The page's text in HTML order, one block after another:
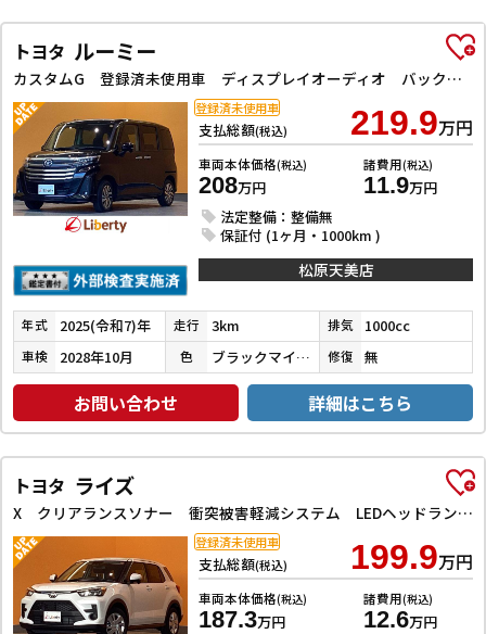
トヨタ ルーミー
カスタムG 登録済未使用車 ディスプレイオーディオ バックカメラ TV 両側電動スライドドア クリアランスソナー オートクルーズコントロール 衝突被害軽減システム アルミホイール オートライト LEDヘッドランプ
支払総額(税込) 219.9万円
車両本体価格(税込)
208万円
諸費用(税込)
11.9万円
法定整備：整備無
保証付 (1ヶ月・1000km )
登録済未使用車
松原天美店
年式 2025(令和7)年 走行 3km 排気 1000cc
車検 2028年10月 色 ブラックマイカメタリック 修復 無
お問い合わせ 詳細はこちら
トヨタ ライズ
X クリアランスソナー 衝突被害軽減システム LEDヘッドランプ スマートキー 電動格納ミラー CVT 盗難防止システム 衝突安全ボディ ABS ESC エアコン パワーステアリング パワーウィンドウ
支払総額(税込) 199.9万円
車両本体価格(税込)
187.3万円
諸費用(税込)
12.6万円
登録済未使用車